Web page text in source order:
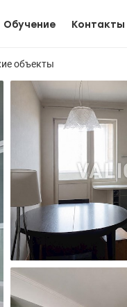
Обучение Контакты
объекты